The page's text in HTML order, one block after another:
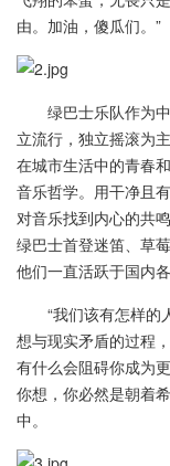
由。加油，傻瓜们。”
绿巴士乐队作为中
立流行，独立摇滚为
在城市生活中的青春
音乐哲学。用干净且
对音乐找到内心的共
绿巴士首登迷笛、草
他们一直活跃于国内
“我们该有怎样的
想与现实矛盾的过程
有什么会阻碍你成为
你想，你必然是朝着
中。